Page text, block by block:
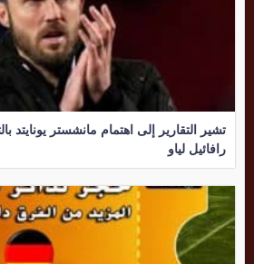
تشير التقارير إلى اهتمام مانشستر يونايتد
رافائيل لياو